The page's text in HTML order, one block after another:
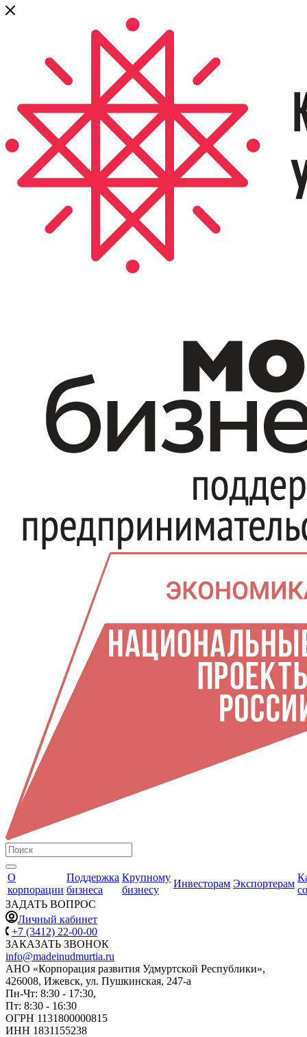
О
корпорации
Поддержка
бизнеса
Крупному
бизнесу
Инвесторам Экспортерам
ЗАДАТЬ ВОПРОС
Личный кабинет
+7 (3412) 22-00-00
ЗАКАЗАТЬ ЗВОНОК
info@madeinudmurtia.ru
АНО «Корпорация развития Удмуртской Республики»,
426008, Ижевск, ул. Пушкинская, 247-а
Пн-Чт: 8:30 - 17:30,
Пт: 8:30 - 16:30
ОГРН 1131800000815
ИНН 1831155238